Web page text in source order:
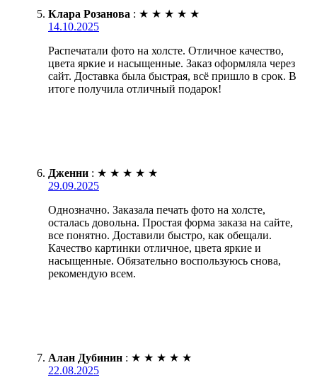
Клара Розанова : ★ ★ ★ ★ ★
14.10.2025
Распечатали фото на холсте. Отличное качество,
цвета яркие и насыщенные. Заказ оформляла через
сайт. Доставка была быстрая, всё пришло в срок. В
итоге получила отличный подарок!
Дженни : ★ ★ ★ ★ ★
29.09.2025
Однозначно. Заказала печать фото на холсте,
осталась довольна. Простая форма заказа на сайте,
все понятно. Доставили быстро, как обещали.
Качество картинки отличное, цвета яркие и
насыщенные. Обязательно воспользуюсь снова,
рекомендую всем.
Алан Дубинин : ★ ★ ★ ★ ★
22.08.2025